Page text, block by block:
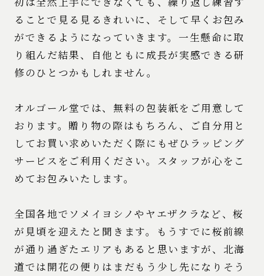
ることで見る見るきれいに、そして早くお包み
ができるようになっていきます。一生懸命に取
り組んだ結果、自他ともに成長が実感できる研
修のひとつかもしれません。
オルゴール堂では、無料の包装紙をご用意して
おります。贈り物の際はもちろん、ご自分用と
してお買い求めいただく際にもぜひラッピング
サービスをご利用ください。スタッフが心をこ
めてお包みいたします。
全国各地でソメイヨシノやヤエザクラなど、桜
が見頃を迎えたと聞きます。もうすでに桜前線
が通り過ぎたエリアもあると思いますが、北海
道では開花の便りはまだもう少し先になりそう